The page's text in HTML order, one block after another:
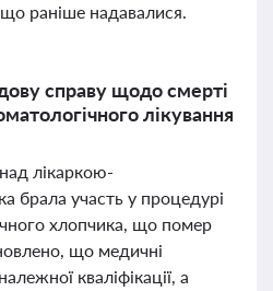
що раніше надавалися.
справу щодо смерті
лікування
лікаркою-
брала участь у процедурі
хлопчика, що помер
що медичні
кваліфікації, а